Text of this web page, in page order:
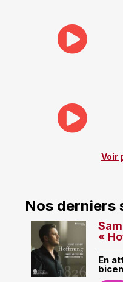
Voir
Nos derniers
«
En